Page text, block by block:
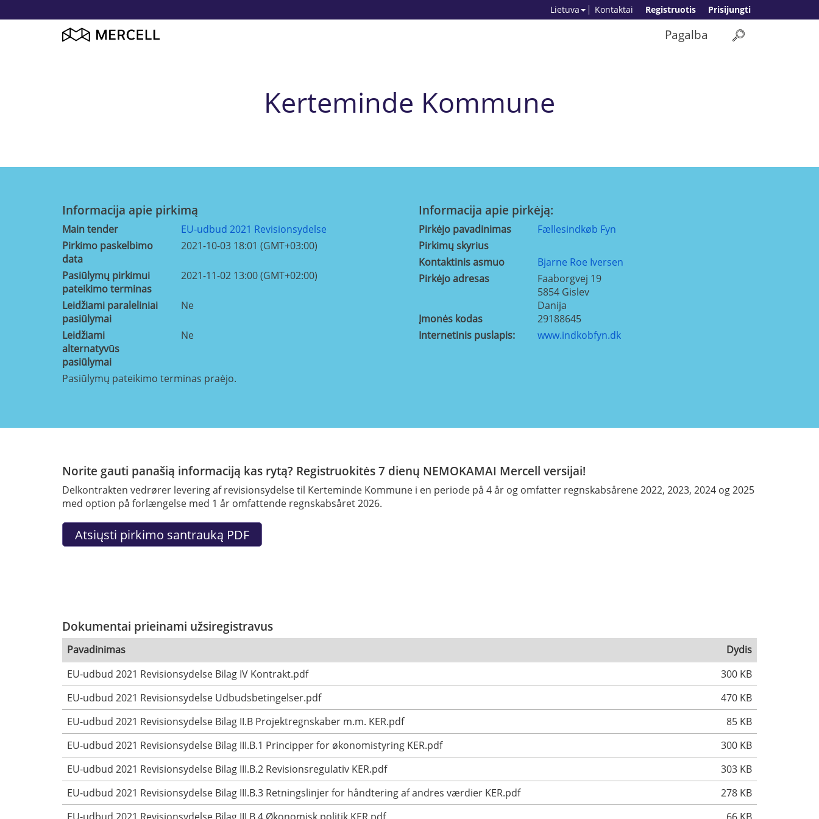
Prisijungti
Registruotis
Kontaktai
Lietuva
Pagalba
Kerteminde Kommune
Informacija apie pirkimą
Main tender
EU-udbud 2021 Revisionsydelse
Pirkimo paskelbimo
data
2021-10-03 18:01 (GMT+03:00)
Pasiūlymų pirkimui
pateikimo terminas
2021-11-02 13:00 (GMT+02:00)
Leidžiami paraleliniai
pasiūlymai
Ne
Leidžiami
alternatyvūs
pasiūlymai
Ne
Informacija apie pirkėją:
Pirkėjo pavadinimas
Fællesindkøb Fyn
Pirkimų skyrius
Kontaktinis asmuo
Bjarne Roe Iversen
Pirkėjo adresas
Faaborgvej 19
5854 Gislev
Danija
Įmonės kodas
29188645
Internetinis puslapis:
www.indkobfyn.dk
Pasiūlymų pateikimo terminas praėjo.
Norite gauti panašią informaciją kas rytą? Registruokitės 7 dienų NEMOKAMAI Mercell versijai!
Delkontrakten vedrører levering af revisionsydelse til Kerteminde Kommune i en periode på 4 år og omfatter regnskabsårene 2022, 2023, 2024 og 2025
med option på forlængelse med 1 år omfattende regnskabsåret 2026.
Dokumentai prieinami užsiregistravus
Pavadinimas
Dydis
EU-udbud 2021 Revisionsydelse Bilag IV Kontrakt.pdf
300 KB
EU-udbud 2021 Revisionsydelse Udbudsbetingelser.pdf
470 KB
EU-udbud 2021 Revisionsydelse Bilag II.B Projektregnskaber m.m. KER.pdf
85 KB
EU-udbud 2021 Revisionsydelse Bilag III.B.1 Principper for økonomistyring KER.pdf
300 KB
EU-udbud 2021 Revisionsydelse Bilag III.B.2 Revisionsregulativ KER.pdf
303 KB
EU-udbud 2021 Revisionsydelse Bilag III.B.3 Retningslinjer for håndtering af andres værdier KER.pdf
278 KB